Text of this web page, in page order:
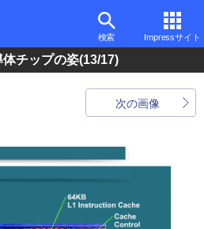
検索 Impressサイト
チップの姿(13/17)
次の画像